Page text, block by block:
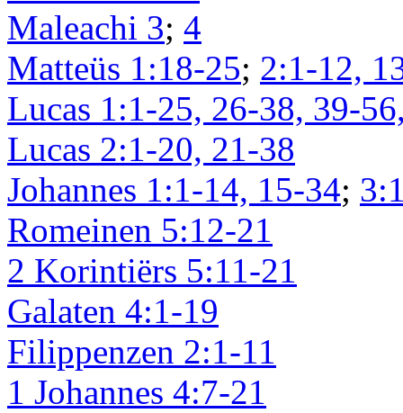
Maleachi 3; 4
Matteüs 1:18-25; 2:1-12,
Lucas 1:1-25, 26-38, 39-
Lucas 2:1-20, 21-38
Johannes 1:1-14, 15-34;
Romeinen 5:12-21
2 Korintiërs 5:11-21
Galaten 4:1-19
Filippenzen 2:1-11
1 Johannes 4:7-21